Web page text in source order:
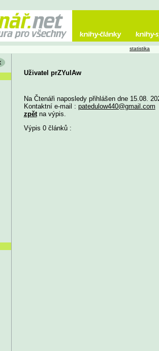
Uživatel prZYulAw
Na Čtenáři naposledy přihlášen dne 15.08.
Kontaktní e-mail : patedulow440@gmail.com
zpětna výpis.
Výpis 0 článků :
statistika